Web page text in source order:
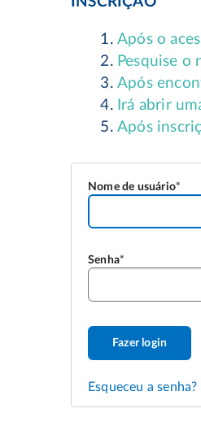
Nome de usuário
Senha
Fazer login
Esqueceu a senha?